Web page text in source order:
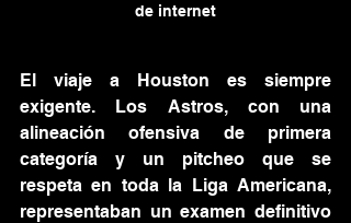
de internet
El viaje a Houston es siempre
exigente. Los Astros, con una
alineación ofensiva de primera
categoría y un pitcheo que se
respeta en toda la Liga Americana,
representaban un examen definitivo